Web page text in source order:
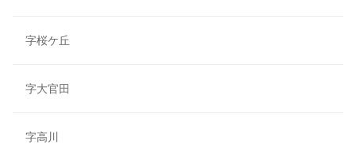
字桜ケ丘
字大官田
字高川